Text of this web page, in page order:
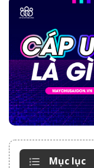
Mục lục